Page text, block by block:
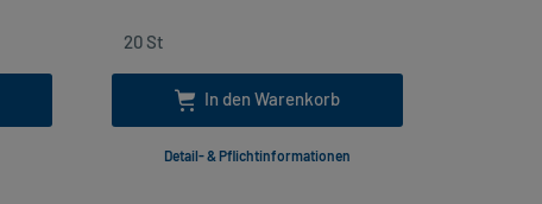
In den Warenkorb
Detail- & Pflichtinformationen